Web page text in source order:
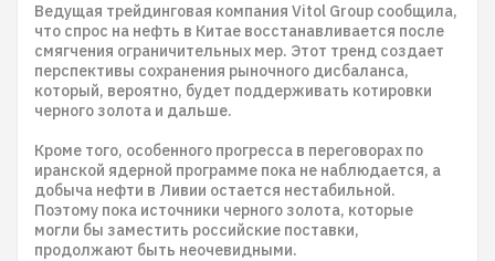
Ведущая трейдинговая компания Vitol Group сообщила,
что спрос на нефть в Китае восстанавливается после
смягчения ограничительных мер. Этот тренд создает
перспективы сохранения рыночного дисбаланса,
который, вероятно, будет поддерживать котировки
черного золота и дальше.
Кроме того, особенного прогресса в переговорах по
иранской ядерной программе пока не наблюдается, а
добыча нефти в Ливии остается нестабильной.
Поэтому пока источники черного золота, которые
могли бы заместить российские поставки,
продолжают быть неочевидными.